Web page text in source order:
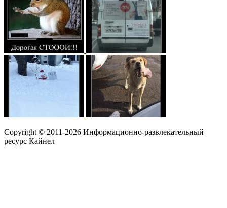
Copyright © 2011-2026 Информационно-развлекательный
ресурс Кайнел